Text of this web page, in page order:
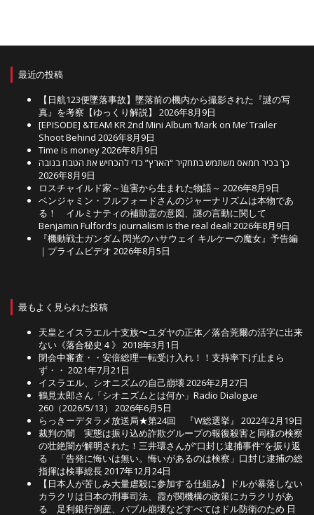
最近の投稿
【日航123便墜落事故】墜落前の機内から撮影された『謎の写
真』を考察【ゆっくり解説】
2026年8月9日
[EPISODE] &TEAM KR 2nd Mini Album ‘Mark on Me’ Trailer
Shoot Behind 2026年8月9日
Time is money2026年8月9日
כך בכיר חמאס משתמש בתחקיר “הארץ” כדי להכחיש את הטבח בנובה
2026年8月9日
ロスチャイルド家～迫害から生まれた物語～ 2026年8月9日
ベンジャミン・フルフォードさんのジャーナリズムは本物であ
る！ イルミナティの補助霊の意図、謎の言動に関して
Benjamin Fulford’s journalism is the real deal! 2026年8月9日
『機動戦士ガンダム 閃光のハサウェイ キルケーの魔女』予告編
｜プライムビデオ 2026年8月5日
最もよく見られた投稿
天皇とイスラエル十支族〜ユダヤの正体／落合莞爾の活字に出来
ない《落合秘史４》 2018年3月1日
閉会中審査・・安倍総理一転受け入れ！！支持率下げ止まら
ず・・ 2021年7月21日
イスラエル、シオニズムの自己崩壊2026年2月27日
鶴見太郎さん「シオニズムとは何か」Radio Dialogue
260（2026/5/13）
2026年6月5日
らっきーデタラメ放送局★第24回 『W総選挙』
2022年2月19日
裁判の闇 実態は振り込め詐欺グループの報復殺害と同様の検察
の壮絶闇が解明された！三井環さんが”口封じ逮捕事件”を振り返
る 「告発に悔いは無い。悔いがあるのは検察」口封じ逮捕の総
指揮は検事総長2017年12月24日
【日本人が苦しみ大量虐殺に参加する仕組み】ドルが暴落しない
カラクリは日本の刑事司法、霞が関機構の政策にカラクリがあ
る 足利銀行倒産、バブル崩壊などすべてはドル防衛のため 日